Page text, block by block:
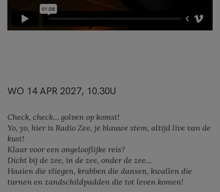
WO 14 APR 2027, 10.30U
Check, check… golven op komst!
Yo, yo, hier is Radio Zee, je blauwe stem, altijd live van de
kust!
Klaar voor een ongelooflijke reis?
Dicht bij de zee, in de zee, onder de zee…
Haaien die vliegen, krabben die dansen, kwallen die
turnen en zandschildpadden die tot leven komen!